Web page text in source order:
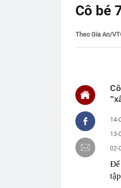
Cô bé
Theo Gia An/
14-
13-
02-
Để